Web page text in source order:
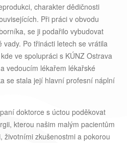
charakter dědičnosti
Při práci v obvodu
se ji podařilo vybudovat
Po třinácti letech se vrátila
ve spolupráci s KÚNZ Ostrava
vedoucím lékařem lékařské
se stala její hlavní profesní náplní
doktorce s úctou poděkovat
kterou našim malým pacientům
životními zkušenostmi a pokorou